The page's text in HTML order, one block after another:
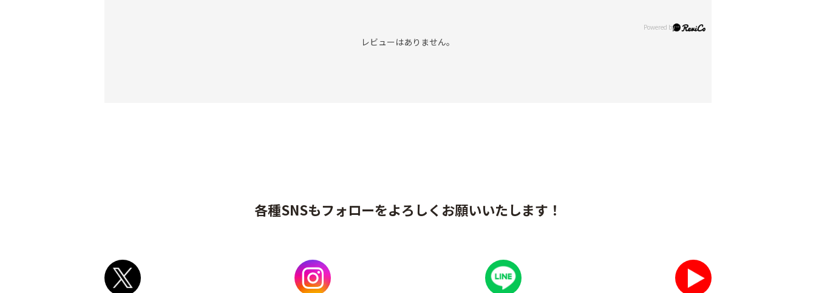
レビューはありません。
各種SNSもフォローをよろしくお願いいたします！